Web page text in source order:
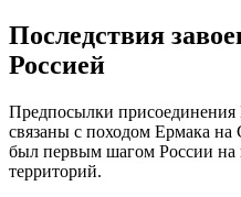
Последствия
Россией
Предпосылки
связаны с походом Ермака на
был первым шагом России на
территорий.